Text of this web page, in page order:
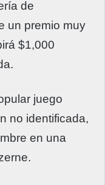
de
un premio muy
$1,000
juego
no identificada,
en una